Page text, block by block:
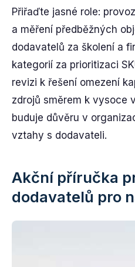
Přiřaďte jasné role:
a měření předběžných
dodavatelů za školení a
kategorií za prioritizaci
revizi k řešení omezení
zdrojů směrem k vysoce
buduje důvěru v
vztahy s dodavateli.
Akční příručka
dodavatelů pro